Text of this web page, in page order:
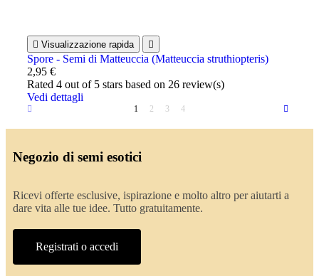
 Visualizzazione rapida 
Spore - Semi di Matteuccia (Matteuccia struthiopteris)
2,95 €
Rated4 out of 5 stars based on 26 review(s)
Vedi dettagli
1 2 3 4
Negozio di semi esotici
Ricevi offerte esclusive, ispirazione e molto altro per aiutarti a
dare vita alle tue idee. Tutto gratuitamente.
Registrati o accedi